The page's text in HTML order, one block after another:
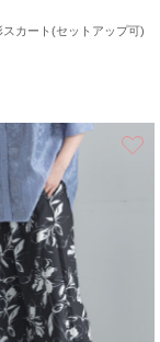
カート(セットアップ可)